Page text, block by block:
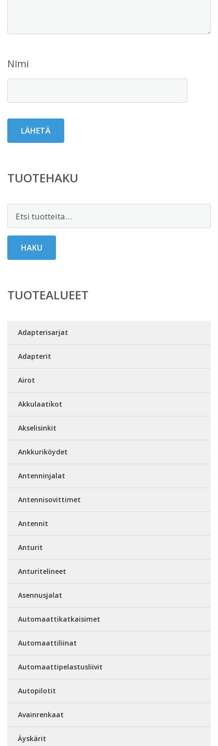
Nimi
TUOTEHAKU
HAKU
TUOTEALUEET
Adapterisarjat
Adapterit
Airot
Akkulaatikot
Akselisinkit
Ankkuriköydet
Antenninjalat
Antennisovittimet
Antennit
Anturit
Anturitelineet
Asennusjalat
Automaattikatkaisimet
Automaattiliinat
Automaattipelastusliivit
Autopilotit
Avainrenkaat
Äyskärit